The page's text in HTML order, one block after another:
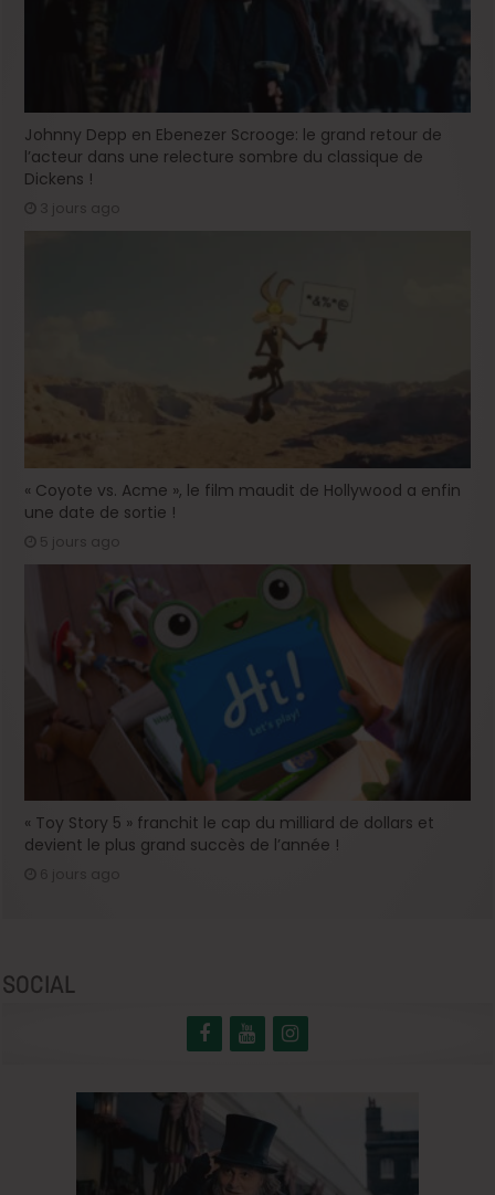
Johnny Depp en Ebenezer Scrooge: le grand retour de
l’acteur dans une relecture sombre du classique de
Dickens !
3 jours ago
« Coyote vs. Acme », le film maudit de Hollywood a enfin
une date de sortie !
5 jours ago
« Toy Story 5 » franchit le cap du milliard de dollars et
devient le plus grand succès de l’année !
SOCIAL